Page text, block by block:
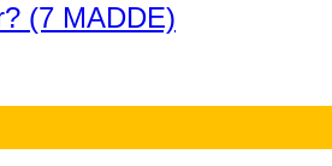
(7 MADDE)